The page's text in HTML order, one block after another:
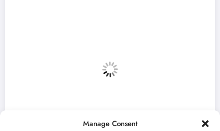
Manage Consent